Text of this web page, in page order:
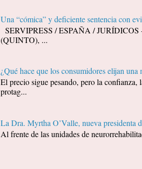
Una “cómica” y deficiente sentencia con
SERVIPRESS / ESPAÑA / JURÍDICOS
(QUINTO), ...
¿Qué hace que los consumidores elijan
El precio sigue pesando, pero la
protag...
La Dra. Myrtha O’Valle, nueva presidenta
Al frente de las unidades de